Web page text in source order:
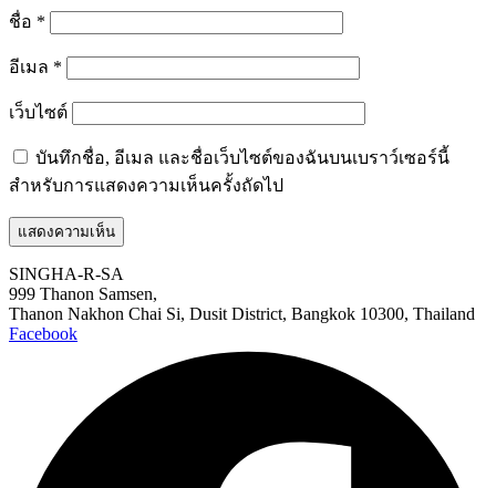
ชื่อ *
อีเมล *
เว็บไซต์
บันทึกชื่อ, อีเมล และชื่อเว็บไซต์ของฉันบนเบราว์เซอร์นี้
สำหรับการแสดงความเห็นครั้งถัดไป
SINGHA-R-SA
999 Thanon Samsen,
Thanon Nakhon Chai Si, Dusit District, Bangkok 10300, Thailand
Facebook